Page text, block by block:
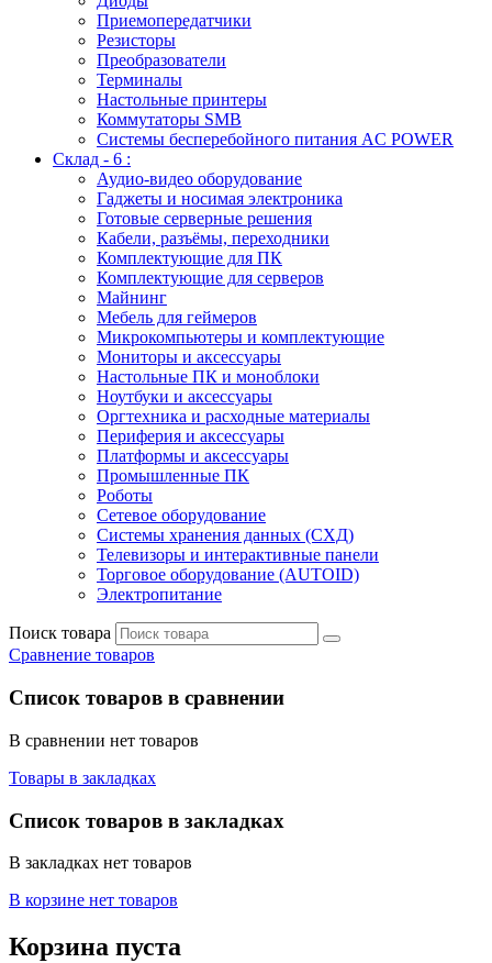
Приемопередатчики
Резисторы
Преобразователи
Терминалы
Настольные принтеры
Коммутаторы SMB
Системы бесперебойного питания AC POWER
Склад - 6 :
Аудио-видео оборудование
Гаджеты и носимая электроника
Готовые серверные решения
Кабели, разъёмы, переходники
Комплектующие для ПК
Комплектующие для серверов
Майнинг
Мебель для геймеров
Микрокомпьютеры и комплектующие
Мониторы и аксессуары
Настольные ПК и моноблоки
Ноутбуки и аксессуары
Оргтехника и расходные материалы
Периферия и аксессуары
Платформы и аксессуары
Промышленные ПК
Роботы
Сетевое оборудование
Системы хранения данных (СХД)
Телевизоры и интерактивные панели
Торговое оборудование (AUTOID)
Электропитание
Поиск товара
Сравнение товаров
Список товаров в сравнении
В сравнении нет товаров
Товары в закладках
Список товаров в закладках
В закладках нет товаров
В корзине нет товаров
Корзина пуста